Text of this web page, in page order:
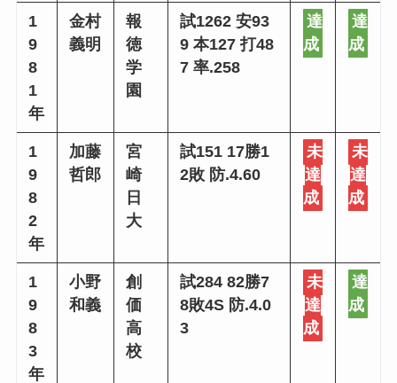
1
9
8
1
年
金村
義明
報
徳
学
園
試1262 安93
9 本127 打48
7 率.258
達
成
達
成
1
9
8
2
年
加藤
哲郎
宮
崎
日
大
試151 17勝1
2敗 防.4.60
未
達
成
未
達
成
1
9
8
3
年
小野
和義
創
価
高
校
試284 82勝7
8敗4S 防.4.0
3
未
達
成
達
成